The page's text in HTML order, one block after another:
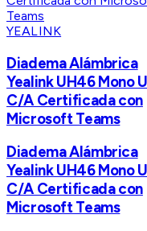
YEALINK
Diadema Alámbrica
Yealink UH46 Mono
C/A Certificada con
Microsoft Teams
Diadema Alámbrica
Yealink UH46 Mono
C/A Certificada con
Microsoft Teams